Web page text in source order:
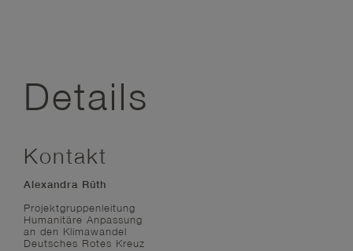
Details
Kontakt
Alexandra Rüth
Projektgruppenleitung
Humanitäre Anpassung
an den Klimawandel
Deutsches Rotes Kreuz